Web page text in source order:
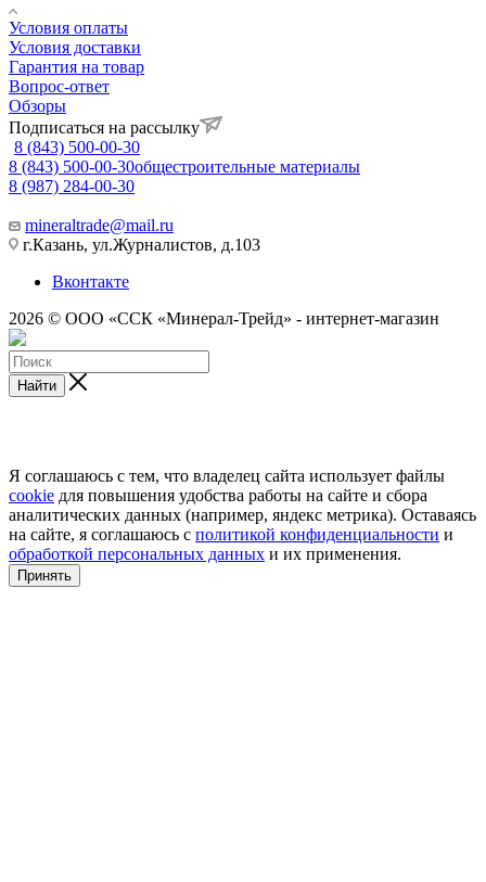
Условия оплаты
Условия доставки
Гарантия на товар
Вопрос-ответ
Обзоры
Подписаться на рассылку
8 (843) 500-00-30
8 (843) 500-00-30общестроительные материалы
8 (987) 284-00-30
mineraltrade@mail.ru
г.Казань, ул.Журналистов, д.103
Вконтакте
2026 © ООО «ССК «Минерал-Трейд» - интернет-магазин
Найти
Я соглашаюсь с тем, что владелец сайта использует файлы
cookie для повышения удобства работы на сайте и сбора
аналитических данных (например, яндекс метрика). Оставаясь
на сайте, я соглашаюсь с политикой конфиденциальности и
обработкой персональных данных и их применения.
Принять